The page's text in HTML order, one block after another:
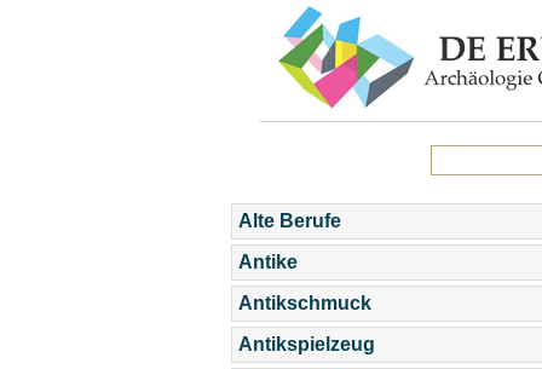
Alte Berufe
Antike
Antikschmuck
Antikspielzeug